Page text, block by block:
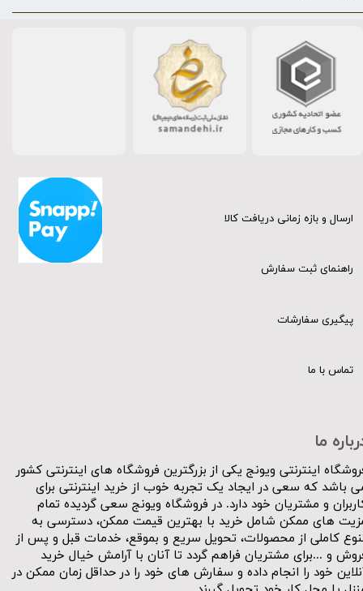
ما
اینترنتی ویونج یکی از بزرگترین فروشگاه های اینترنتی کشور
باشد که سعی در ایجاد یک تجربه خوب از خرید اینترنتی برای
و مشتریان خود دارد. در فروشگاه ویونج سعی گردیده تمام
های ممکن شامل خرید با بهترین قیمت ممکن، دسترسی به
کاملی از محصولات، تحویل سریع و بموقع، خدمات قبل و پس از
و ...برای مشتریان فراهم گردد تا آنان با آرامش خیال خرید
خود را انجام داده و سفارش های خود را در حداقل زمان ممکن در
ارسال و بازه زمانی دریافت کالا
راهنمای ثبت سفارش
پیگیری سفارشات
تماس با ما